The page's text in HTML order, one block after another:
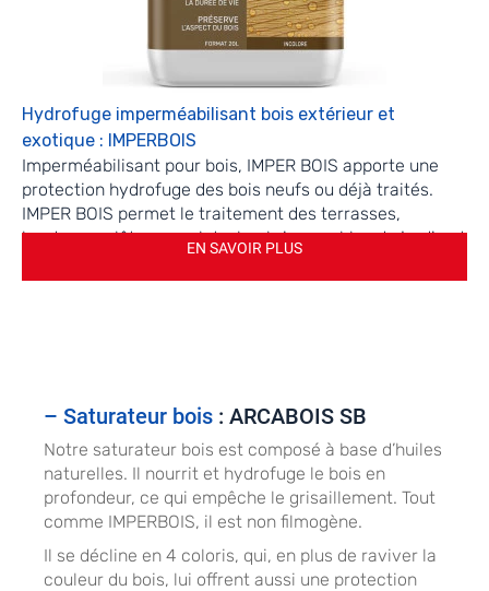
Hydrofuge imperméabilisant bois extérieur et
exotique : IMPERBOIS
Imperméabilisant pour bois, IMPER BOIS apporte une
protection hydrofuge des bois neufs ou déjà traités.
IMPER BOIS permet le traitement des terrasses,
bardages, clôtures, volets, lambris, meubles de jardin et
tous les supports en bois hors sols. S'applique
également en produit de préparation avant application
EN SAVOIR PLUS
– Saturateur bois : ARCABOIS SB
Notre saturateur bois est composé à base d’huiles
naturelles. Il nourrit et hydrofuge le bois en
profondeur, ce qui empêche le grisaillement. Tout
comme IMPERBOIS, il est non filmogène.
Il se décline en 4 coloris, qui, en plus de raviver la
couleur du bois, lui offrent aussi une protection